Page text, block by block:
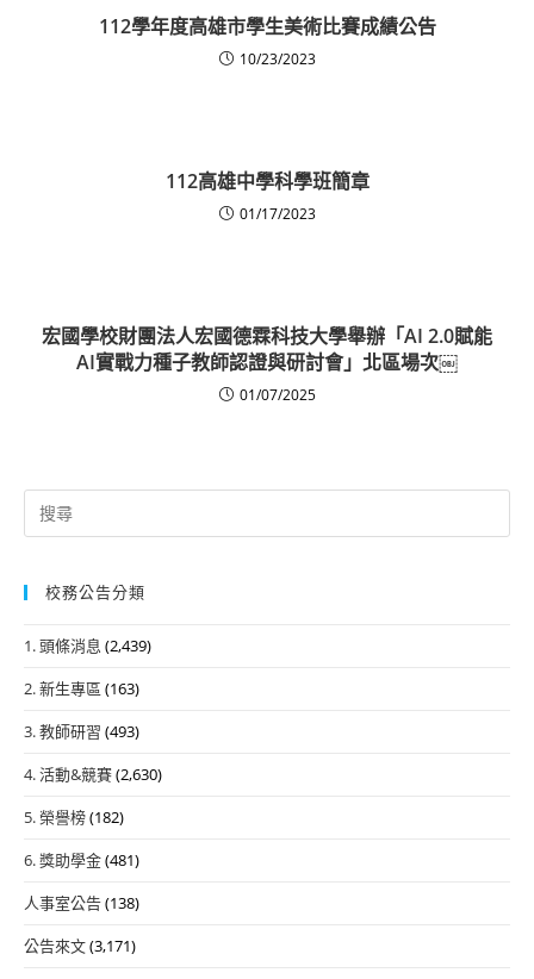
112學年度高雄市學生美術比賽成績公告
10/23/2023
112高雄中學科學班簡章
01/17/2023
宏國學校財團法人宏國德霖科技大學舉辦「AI 2.0賦能
AI實戰力種子教師認證與研討會」北區場次￼
01/07/2025
Search
for:
校務公告分類
1. 頭條消息 (2,439)
2. 新生專區 (163)
3. 教師研習 (493)
4. 活動&競賽(2,630)
5. 榮譽榜(182)
6. 獎助學金(481)
人事室公告(138)
公告來文(3,171)